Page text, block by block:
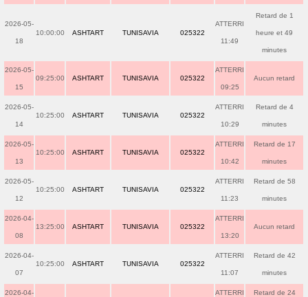
2026-05-
18
10:00:00 ASHTART TUNISAVIA 025322
ATTERRI
11:49
Retard de 1
heure et 49
minutes
2026-05-
15
09:25:00 ASHTART TUNISAVIA 025322
ATTERRI
09:25
Aucun retard
2026-05-
14
10:25:00 ASHTART TUNISAVIA 025322
ATTERRI
10:29
Retard de 4
minutes
2026-05-
13
10:25:00 ASHTART TUNISAVIA 025322
ATTERRI
10:42
Retard de 17
minutes
2026-05-
12
10:25:00 ASHTART TUNISAVIA 025322
ATTERRI
11:23
Retard de 58
minutes
2026-04-
08
13:25:00 ASHTART TUNISAVIA 025322
ATTERRI
13:20
Aucun retard
2026-04-
07
10:25:00 ASHTART TUNISAVIA 025322
ATTERRI
11:07
Retard de 42
minutes
2026-04- ATTERRI Retard de 24